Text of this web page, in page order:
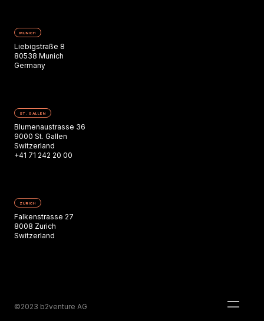
MUNICH
Liebigstraße 8
80538 Munich
Germany
ST. GALLEN
Blumenaustrasse 36
9000 St. Gallen
Switzerland
+41 71 242 20 00
ZURICH
Falkenstrasse 27
8008 Zurich
Switzerland
©2023 b2venture AG